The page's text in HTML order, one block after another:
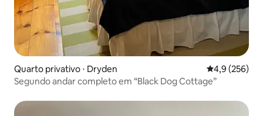
Quarto privativo ⋅ Dryden 4,9 de uma
4,9 (256)
Segundo andar completo em “Black Dog Cottage”